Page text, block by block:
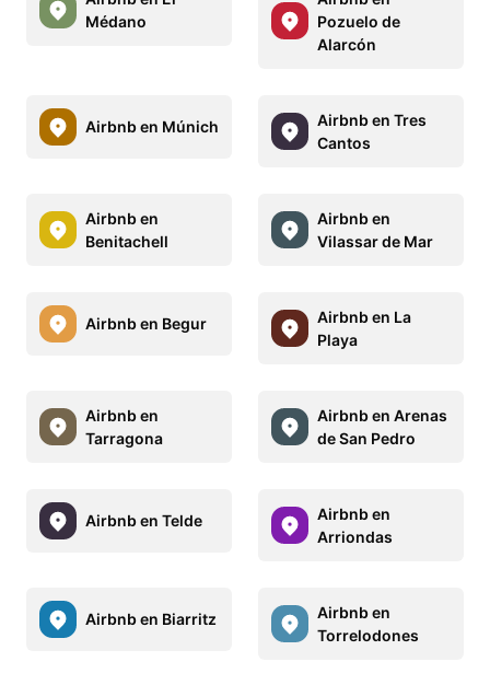
Médano
Pozuelo de
Alarcón
Airbnb en Múnich
Airbnb en Tres
Cantos
Airbnb en
Benitachell
Airbnb en
Vilassar de Mar
Airbnb en Begur
Airbnb en La
Playa
Airbnb en
Tarragona
Airbnb en Arenas
de San Pedro
Airbnb en Telde
Airbnb en
Arriondas
Airbnb en Biarritz
Airbnb en
Torrelodones